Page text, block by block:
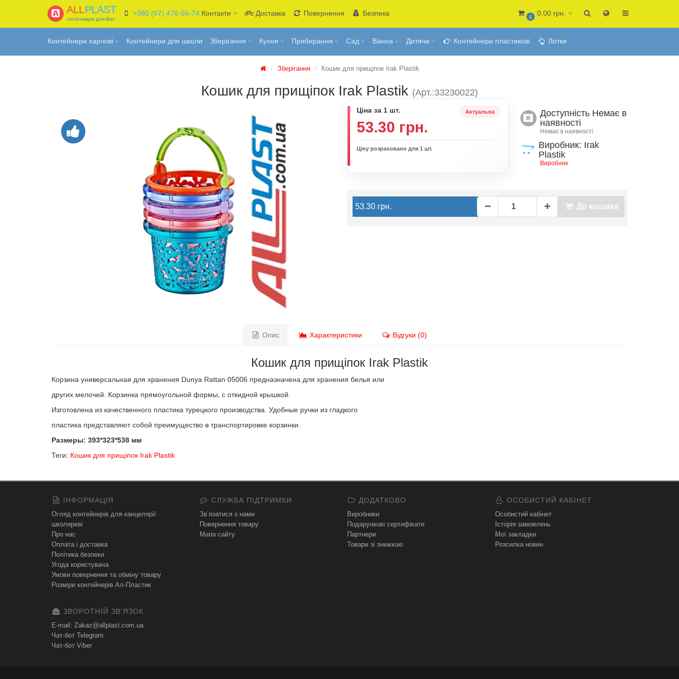
ALLPLAST
госптовари для Вас
+380 (67) 476-56-74 Контакти Доставка Повернення Безпека
0
0.00 грн.
Контейнери харчові Контейнери для школи Зберігання Кухня Прибирання Сад Ванна Дитяча Контейнери пластикові Лотки
Зберігання Кошик для прищіпок Irak Plastik
Кошик для прищіпок Irak Plastik (Арт.:33230022)
Ціна за 1 шт. Актуальна
53.30 грн.
Ціну розраховано для 1 шт.
Доступність Немає в
наявності
Немає в наявності
Виробник: Irak
Plastik
Виробник
53.30 грн. До кошика
− +
Опис Характеристики Відгуки (0)
Кошик для прищіпок Irak Plastik
Корзина универсальная для хранения Dunya Rattan 05006 предназначена для хранения белья или
других мелочей. Корзинка прямоугольной формы, с откидной крышкой.
Изготовлена из качественного пластика турецкого производства. Удобные ручки из гладкого
пластика представляют собой преимущество в транспортировке корзинки.
Размеры: 393*323*538 мм
Теги: Кошик для прищіпок Irak Plastik
ІНФОРМАЦІЯ
Огляд контейнерів для канцелярії
школяреві
Про нас
Оплата і доставка
Політика безпеки
Угода користувача
Умови повернення та обміну товару
Розміри контейнерів Ал-Пластик
СЛУЖБА ПІДТРИМКИ
Зв’язатися з нами
Повернення товару
Мапа сайту
ДОДАТКОВО
Виробники
Подарункові сертифікати
Партнери
Товари зі знижкою
ОСОБИСТИЙ КАБІНЕТ
Особистий кабінет
Історія замовлень
Мої закладки
Розсилка новин
ЗВОРОТНІЙ ЗВʼЯЗОК
E-mail: Zakaz@allplast.com.ua
Чат-бот Telegram
Чат-бот Viber